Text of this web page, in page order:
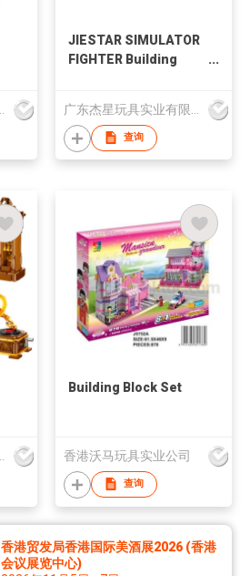
JIESTAR SIMULATOR
FIGHTER Building
查询
Building Block Set
香港沃马玩具实业公司
查询
香港贸发局香港国际美酒展2026 (香港
会议展览中心)